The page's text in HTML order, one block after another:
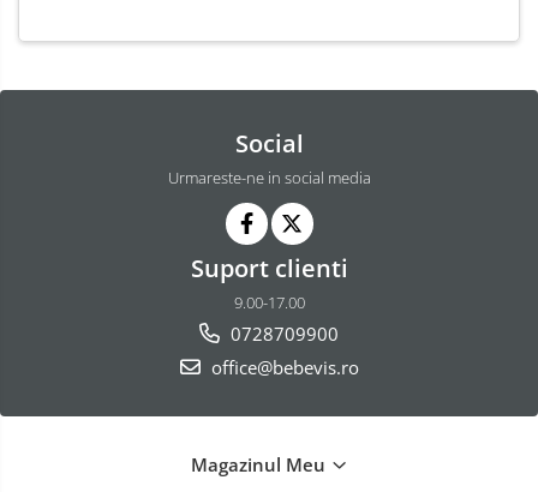
Social
Urmareste-ne in social media
Suport clienti
9.00-17.00
0728709900
office@bebevis.ro
Magazinul Meu